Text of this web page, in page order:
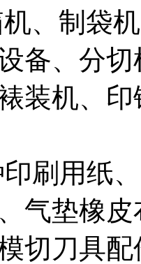
、制袋
备、分
装机、
刷用纸
气垫橡
切刀具